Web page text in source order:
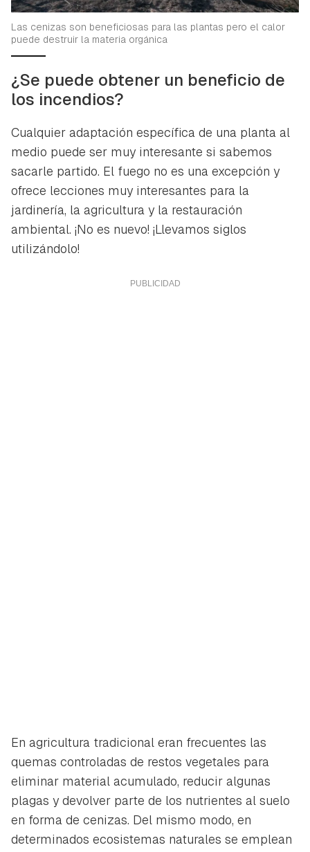
Las cenizas son beneficiosas para las plantas pero el calor
puede destruir la materia orgánica
¿Se puede obtener un beneficio de
los incendios?
Cualquier adaptación específica de una planta al
medio puede ser muy interesante si sabemos
sacarle partido. El fuego no es una excepción y
ofrece lecciones muy interesantes para la
jardinería, la agricultura y la restauración
ambiental. ¡No es nuevo! ¡Llevamos siglos
utilizándolo!
En agricultura tradicional eran frecuentes las
quemas controladas de restos vegetales para
eliminar material acumulado, reducir algunas
plagas y devolver parte de los nutrientes al suelo
en forma de cenizas. Del mismo modo, en
determinados ecosistemas naturales se emplean